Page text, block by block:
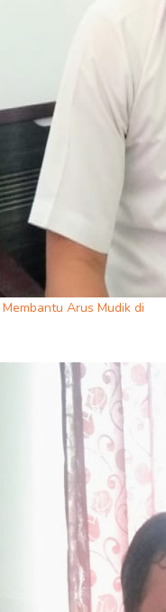
Arus Mudik di